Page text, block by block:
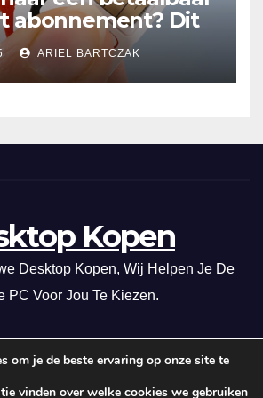
abonnement? Dit
abonnement is
in Nederland
ARIEL BARTCZAK
Kopen
Desktop Kopen, Wij Helpen Je De
PC Voor Jou Te Kiezen.
door WordPress
om je de beste ervaring op onze site te
vinden over welke cookies we gebruiken